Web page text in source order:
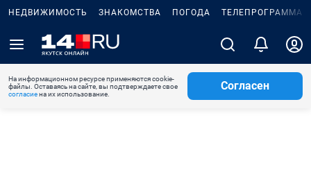
НЕДВИЖИМОСТЬ ЗНАКОМСТВА ПОГОДА ТЕЛЕПРОГРАММА
На информационном ресурсе применяются cookie-
файлы. Оставаясь на сайте, вы подтверждаете свое
согласиена их использование.
Согласен